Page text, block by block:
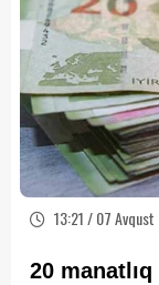
13:21 / 07
20